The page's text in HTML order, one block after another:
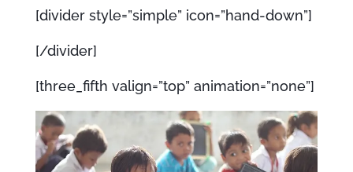
[divider style=”simple” icon=”hand-down”]
[/divider]
[three_fifth valign=”top” animation=”none”]